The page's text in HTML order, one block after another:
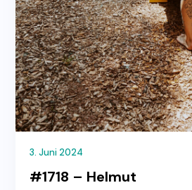
3. Juni 2024
#1718 – Helmut